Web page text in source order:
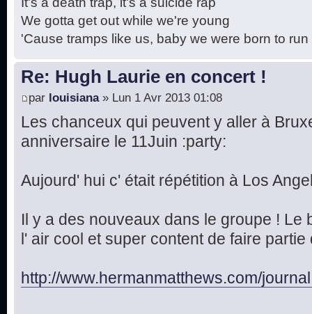
We gotta get out while we're young
'Cause tramps like us, baby we were born to run
Re: Hugh Laurie en concert !
par louisiana» Lun 1 Avr 2013 01:08
Les chanceux qui peuvent y aller à
anniversaire le 11Juin :party:
Aujourd' hui c' était répétition à Los
Il y a des nouveaux dans le groupe ! Le
l' air cool et super content de faire
http://www.hermanmatthews.com/